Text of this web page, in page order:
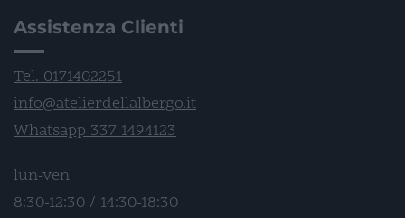
Assistenza Clienti
Tel. 0171402251
info@atelierdellalbergo.it
Whatsapp 337 1494123
lun-ven
8:30-12:30 / 14:30-18:30